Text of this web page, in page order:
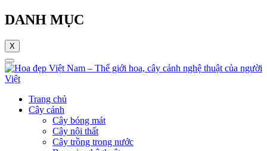
DANH MỤC
X
Trang chủ
Cây cảnh
Cây bóng mát
Cây nội thất
Cây trồng trong nước